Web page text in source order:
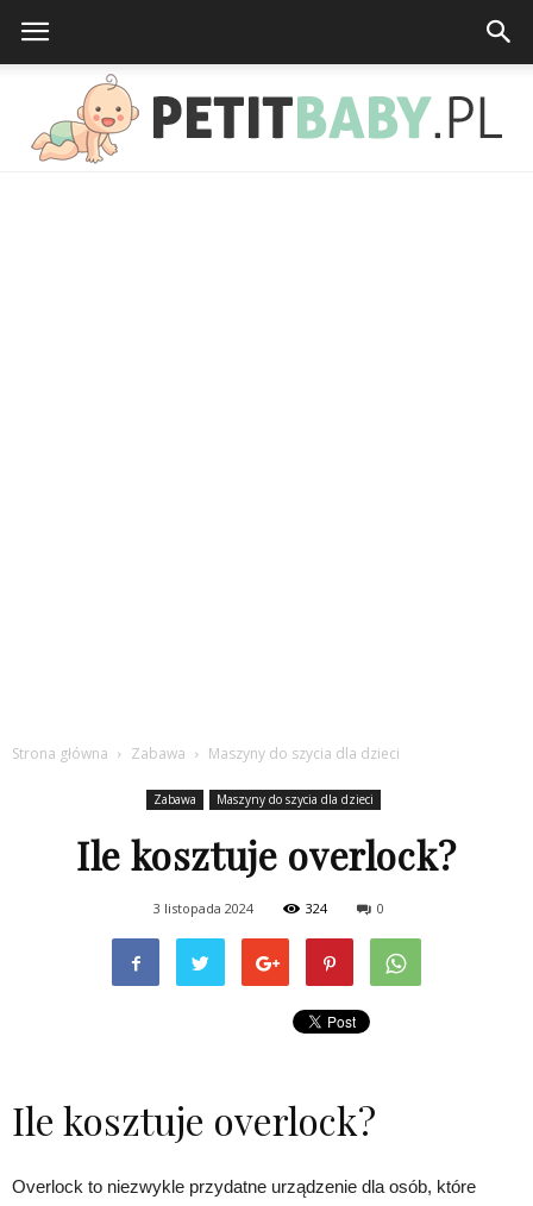
Strona główna Zabawa Maszyny do szycia dla dzieci
Zabawa Maszyny do szycia dla dzieci
Ile kosztuje overlock?
3 listopada 2024 324 0
Ile kosztuje overlock?
Overlock to niezwykle przydatne urządzenie dla osób, które